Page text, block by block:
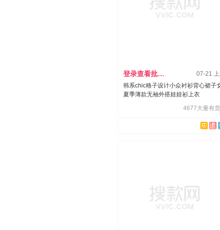
登录查看批发价
07-21
韩系chic格子设计小众衬衫背心裙子
夏季薄款无袖外搭娃娃衫上衣
4677大量有